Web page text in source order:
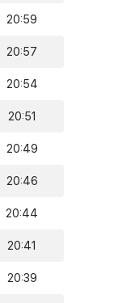
20:59
20:57
20:54
20:51
20:49
20:46
20:44
20:41
20:39